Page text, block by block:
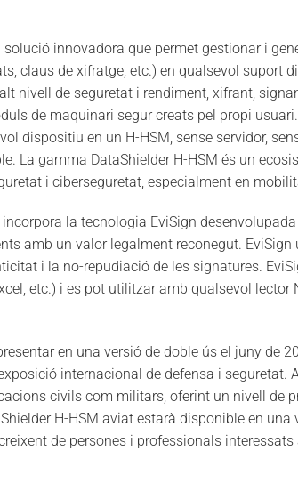
innovadora que permet gestionar i
claus de xifratge, etc.) en qualsevol suport
nivell de seguretat i rendiment, xifrant,
de maquinari segur creats pel propi
dispositiu en un H-HSM, sense servidor,
La gamma DataShielder H-HSM és un
i ciberseguretat, especialment en
la tecnologia EviSign
amb un valor legalment reconegut. EviSign
i la no-repudiació de les signatures.
etc.) i es pot utilitzar amb qualsevol lector
en una versió de doble ús el juny de
internacional de defensa i seguretat.
civils com militars, oferint un nivell de
H-HSM aviat estarà disponible en
de persones i professionals